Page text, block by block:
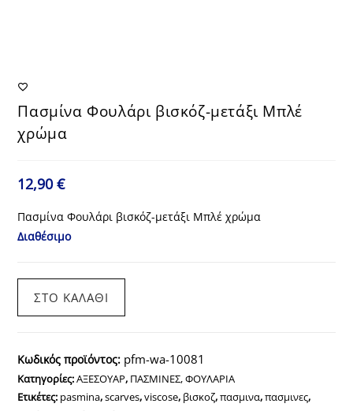
Πασμίνα Φουλάρι βισκόζ-μετάξι Μπλέ
χρώμα
12,90€
Πασμίνα Φουλάρι βισκόζ-μετάξι Μπλέ χρώμα
Διαθέσιμο
Φουλάρι
Μπλέ
χρώμα
ποσότητα
ΣΤΟ ΚΑΛΆΘΙ
Κωδικός προϊόντος: pfm-wa-10081
Κατηγορίες:ΑΞΕΣΟΥΑΡ, ΠΑΣΜΙΝΕΣ, ΦΟΥΛΑΡΙΑ
Ετικέτες: pasmina,scarves,viscose, βισκοζ,πασμινα,πασμινες,